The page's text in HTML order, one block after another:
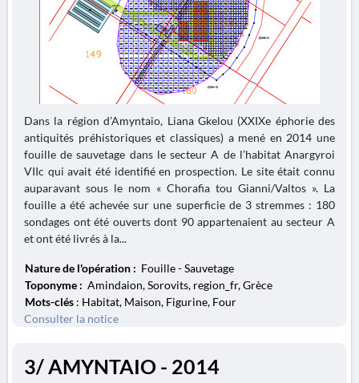
Dans la région d’Amyntaio, Liana Gkelou (XXIXe éphorie des
antiquités préhistoriques et classiques) a mené en 2014 une
fouille de sauvetage dans le secteur A de l’habitat Anargyroi
VIIc qui avait été identifié en prospection. Le site était connu
auparavant sous le nom « Chorafia tou Gianni/Valtos ». La
fouille a été achevée sur une superficie de 3 stremmes : 180
sondages ont été ouverts dont 90 appartenaient au secteur A
et ont été livrés à la...
Nature de l'opération : Fouille - Sauvetage
Toponyme : Amindaion, Sorovits, region_fr, Grèce
Mots-clés : Habitat, Maison, Figurine, Four
Consulter la notice
3/ AMYNTAIO - 2014